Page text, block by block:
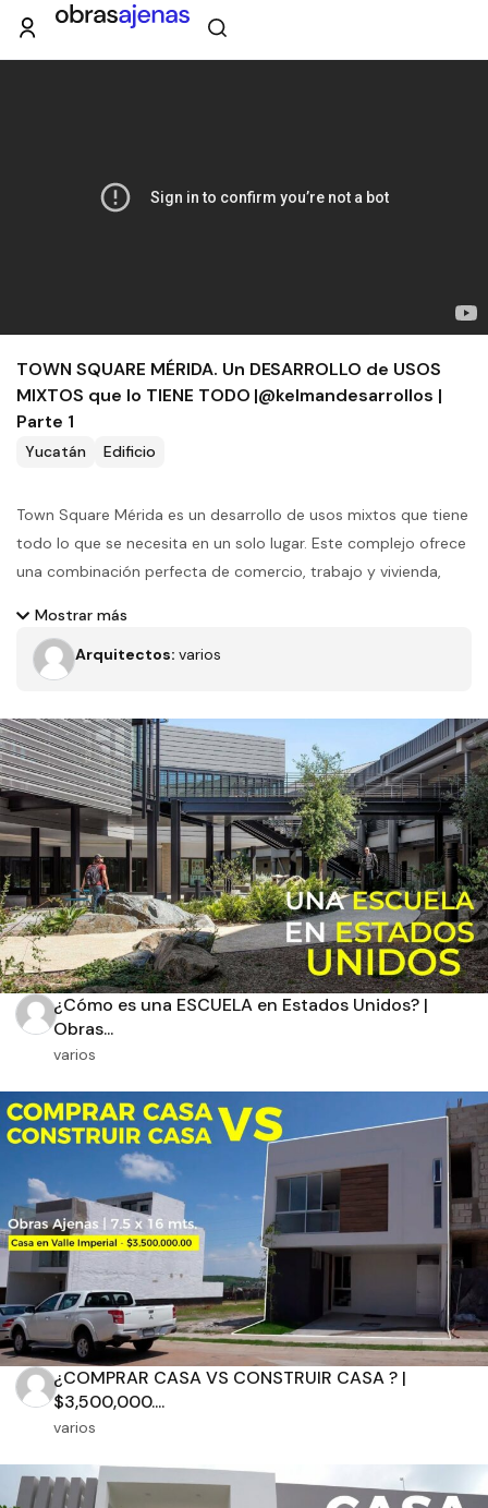
TOWN SQUARE MÉRIDA. Un DESARROLLO de USOS
MIXTOS que lo TIENE TODO |@kelmandesarrollos |
Parte 1
Yucatán Edificio
Town Square Mérida es un desarrollo de usos mixtos que tiene
todo lo que se necesita en un solo lugar. Este complejo ofrece
una combinación perfecta de comercio, trabajo y vivienda,
comerciales. En el segundo nivel, tiene modernas oficinas
equipadas y diversas amenidades como área de descanso con
departamentos, ofreciendo un estilo de vida urbano y
sofisticado.
Mostrar más
Arquitectos: varios
¿Cómo es una ESCUELA en Estados Unidos? |
Obras...
varios
¿COMPRAR CASA VS CONSTRUIR CASA ? |
$3,500,000....
varios
Filtros
Tipo de obra Estado
Recamaras Baños
Orientación solar
Dimensiones
m2 de construcción
m2 de terreno